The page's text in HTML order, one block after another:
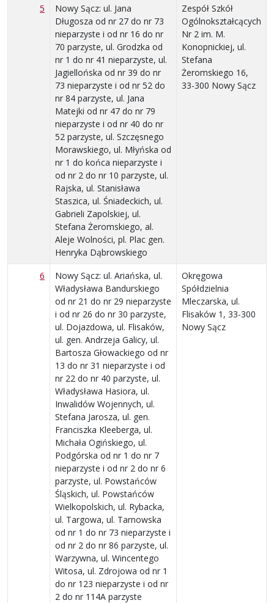
5
Nowy Sącz: ul. Jana
Długosza od nr 27 do nr 73
nieparzyste i od nr 16 do nr
70 parzyste, ul. Grodzka od
nr 1 do nr 41 nieparzyste, ul.
Jagiellońska od nr 39 do nr
73 nieparzyste i od nr 52 do
nr 84 parzyste, ul. Jana
Matejki od nr 47 do nr 79
nieparzyste i od nr 40 do nr
52 parzyste, ul. Szczęsnego
Morawskiego, ul. Młyńska od
nr 1 do końca nieparzyste i
od nr 2 do nr 10 parzyste, ul.
Rajska, ul. Stanisława
Staszica, ul. Śniadeckich, ul.
Gabrieli Zapolskiej, ul.
Stefana Żeromskiego, al.
Aleje Wolności, pl. Plac gen.
Henryka Dąbrowskiego
Zespół Szkół
Ogólnokształcących
Nr 2 im. M.
Konopnickiej, ul.
Stefana
Żeromskiego 16,
33-300 Nowy Sącz
6
Nowy Sącz: ul. Ariańska, ul.
Władysława Bandurskiego
od nr 21 do nr 29 nieparzyste
i od nr 26 do nr 30 parzyste,
ul. Dojazdowa, ul. Flisaków,
ul. gen. Andrzeja Galicy, ul.
Bartosza Głowackiego od nr
13 do nr 31 nieparzyste i od
nr 22 do nr 40 parzyste, ul.
Władysława Hasiora, ul.
Inwalidów Wojennych, ul.
Stefana Jarosza, ul. gen.
Franciszka Kleeberga, ul.
Michała Ogińskiego, ul.
Podgórska od nr 1 do nr 7
nieparzyste i od nr 2 do nr 6
parzyste, ul. Powstańców
Śląskich, ul. Powstańców
Wielkopolskich, ul. Rybacka,
ul. Targowa, ul. Tarnowska
od nr 1 do nr 73 nieparzyste i
od nr 2 do nr 86 parzyste, ul.
Warzywna, ul. Wincentego
Witosa, ul. Zdrojowa od nr 1
do nr 123 nieparzyste i od nr
2 do nr 114A parzyste
Okręgowa
Spółdzielnia
Mleczarska, ul.
Flisaków 1, 33-300
Nowy Sącz